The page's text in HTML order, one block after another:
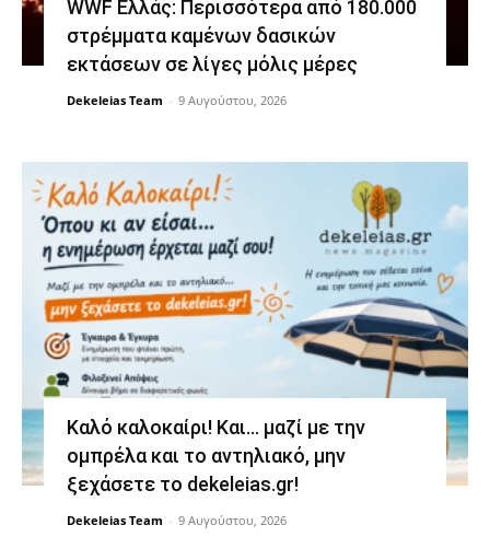
WWF Ελλάς: Περισσότερα από 180.000
στρέμματα καμένων δασικών
εκτάσεων σε λίγες μόλις μέρες
Dekeleias Team - 9 Αυγούστου, 2026
Καλό καλοκαίρι! Και… μαζί με την
ομπρέλα και το αντηλιακό, μην
ξεχάσετε το dekeleias.gr!
Dekeleias Team - 9 Αυγούστου, 2026